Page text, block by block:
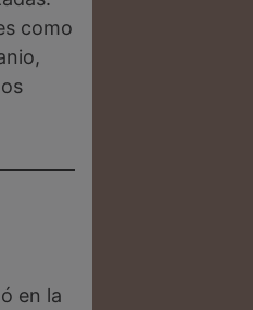
como
en la